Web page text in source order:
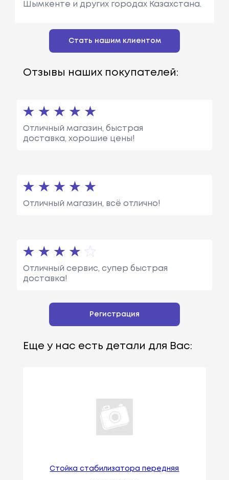
Шымкенте и других городах Казахстана.
Стать нашим клиентом
Отзывы наших покупателей:
Отличный магазин, быстрая
доставка, хорошие цены!
Отличный магазин, всё отлично!
Отличный сервис, супер быстрая
доставка!
Регистрация
Еще у нас есть детали для Вас:
Стойка стабилизатора передняя